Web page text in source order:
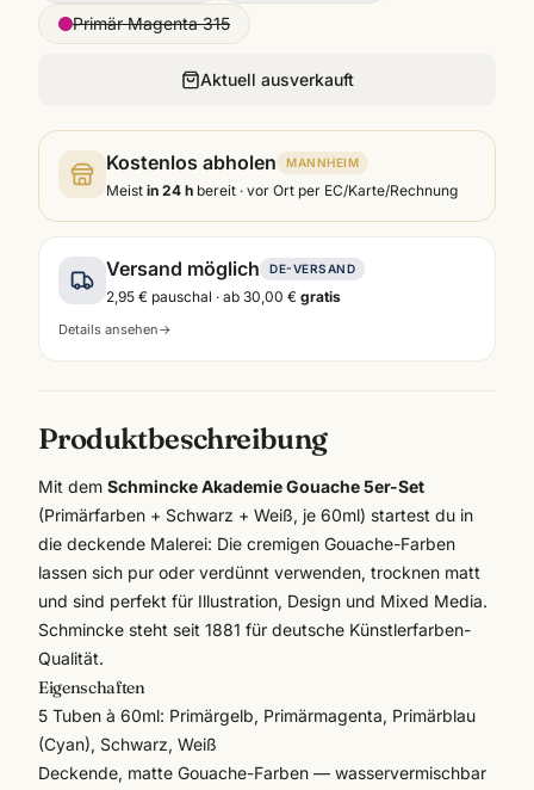
Primär Magenta 315
Aktuell ausverkauft
Kostenlos abholen MANNHEIM
Meist in 24 h bereit · vor Ort per EC/Karte/Rechnung
Versand möglich DE-VERSAND
2,95 € pauschal · ab 30,00 € gratis
Details ansehen→
Produktbeschreibung
Mit dem Schmincke Akademie Gouache 5er-Set
(Primärfarben + Schwarz + Weiß, je 60ml) startest du in
die deckende Malerei: Die cremigen Gouache-Farben
lassen sich pur oder verdünnt verwenden, trocknen matt
und sind perfekt für Illustration, Design und Mixed Media.
Schmincke steht seit 1881 für deutsche Künstlerfarben-
Qualität.
Eigenschaften
5 Tuben à 60ml: Primärgelb, Primärmagenta, Primärblau
(Cyan), Schwarz, Weiß
Deckende, matte Gouache-Farben — wasservermischbar